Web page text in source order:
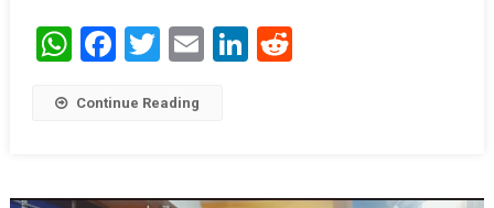
WhatsApp
Facebook
Twitter
EmailLinkedIn
Reddit
Continue Reading